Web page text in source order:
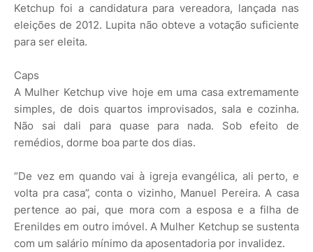
Ketchup foi a candidatura para vereadora, lançada nas
eleições de 2012. Lupita não obteve a votação suficiente
para ser eleita.
Caps
A Mulher Ketchup vive hoje em uma casa extremamente
simples, de dois quartos improvisados, sala e cozinha.
Não sai dali para quase para nada. Sob efeito de
remédios, dorme boa parte dos dias.
“De vez em quando vai à igreja evangélica, ali perto, e
volta pra casa”, conta o vizinho, Manuel Pereira. A casa
pertence ao pai, que mora com a esposa e a filha de
Erenildes em outro imóvel. A Mulher Ketchup se sustenta
com um salário mínimo da aposentadoria por invalidez.